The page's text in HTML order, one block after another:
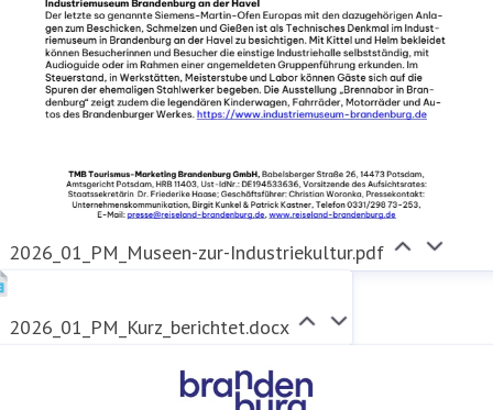
2026_01_PM_Museen-zur-Industriekultur.pdf
2026_01_PM_Kurz_berichtet.docx